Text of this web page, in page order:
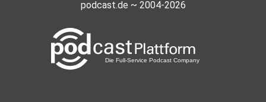
podcast.de ~ 2004-2026